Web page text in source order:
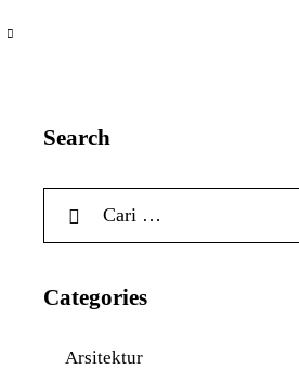
Search
Categories
Arsitektur